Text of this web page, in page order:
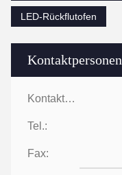
Kontaktpersonen
Kontaktpersonen:
Tel.:
Fax:
LED-Rückflutofen